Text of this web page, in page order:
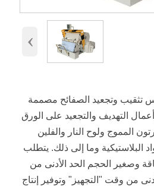
‹
تثقيب وتجعيد الصفائح مصممة
التهديف والتجعيد على الورق
المموج ولوح النار والفلين
البلاستيكية وما إلى ذلك. يتطلب
وصغير الحجم الحد الأدنى من
من وقت "التجهيز" وتوفير إنتاج